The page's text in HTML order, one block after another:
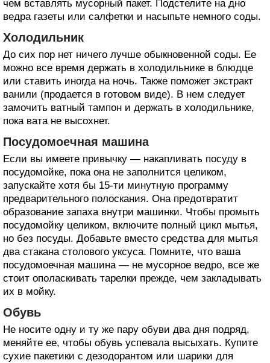
чем вставлять мусорный пакет. Подстелите на дно
ведра газеты или салфетки и насыпьте немного соды.
Холодильник
До сих пор нет ничего лучше обыкновенной соды. Ее
можно все время держать в холодильнике в блюдце
или ставить иногда на ночь. Также поможет экстракт
ванили (продается в готовом виде). В нем следует
замочить ватный тампон и держать в холодильнике,
пока вата не высохнет.
Посудомоечная машина
Если вы имеете привычку — накапливать посуду в
посудомойке, пока она не заполнится целиком,
запускайте хотя бы 15-ти минутную программу
предварительного полоскания. Она предотвратит
образование запаха внутри машинки. Чтобы промыть
посудомойку целиком, включите полный цикл мытья,
но без посуды. Добавьте вместо средства для мытья
два стакана столового уксуса. Помните, что ваша
посудомоечная машина — не мусорное ведро, все же
стоит ополаскивать тарелки прежде, чем закладывать
их в мойку.
Обувь
Не носите одну и ту же пару обуви два дня подряд,
меняйте ее, чтобы обувь успевала высыхать. Купите
сухие пакетики с дезодорантом или шарики для